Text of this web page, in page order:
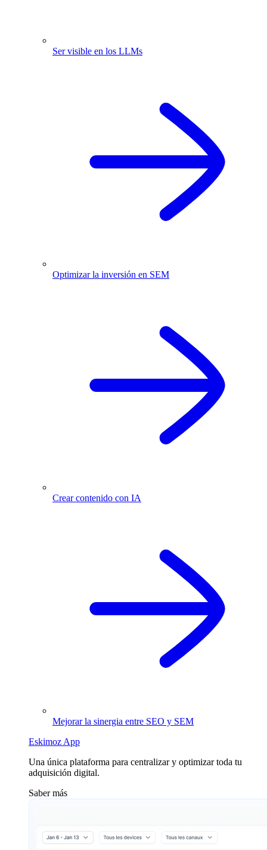
Ser visible en los LLMs
Optimizar la inversión en SEM
Crear contenido con IA
Mejorar la sinergia entre SEO y SEM
Eskimoz App
Una única plataforma para centralizar y optimizar toda tu
adquisición digital.
Saber más